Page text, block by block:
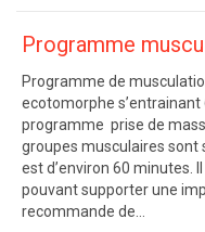
Programme
Programme de
ecotomorphe
programme prise de
groupes musculaires sont
est d’environ 60 minutes.
pouvant supporter une
recommande de…